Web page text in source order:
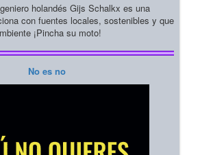
holandés Gijs Schalkx es una
con fuentes locales, sostenibles y que
¡Pincha su moto!
No es no